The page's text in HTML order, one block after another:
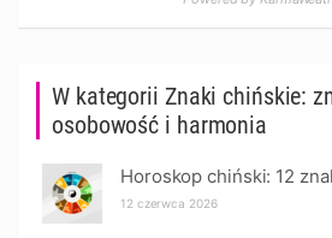
W kategorii Znaki chińskie:
osobowość i harmonia
Horoskop chiński: 12
12 czerwca 2026